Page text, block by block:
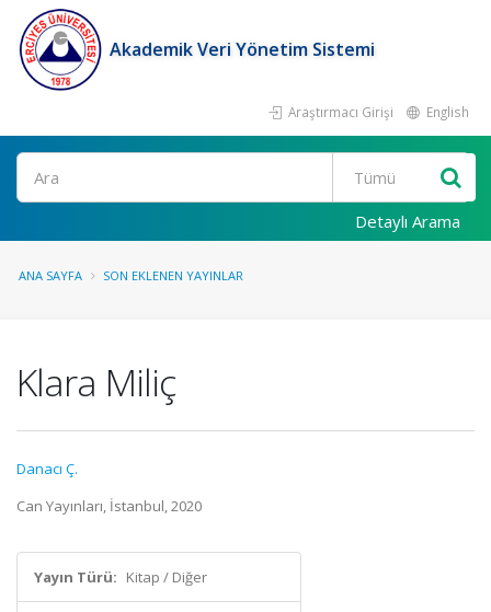
Akademik Veri Yönetim Sistemi
Araştırmacı Girişi English
Ara
Detaylı Arama
ANA SAYFA SON EKLENEN YAYINLAR
Klara Miliç
Danacı Ç.
Can Yayınları, İstanbul, 2020
Yayın Türü: Kitap / Diğer